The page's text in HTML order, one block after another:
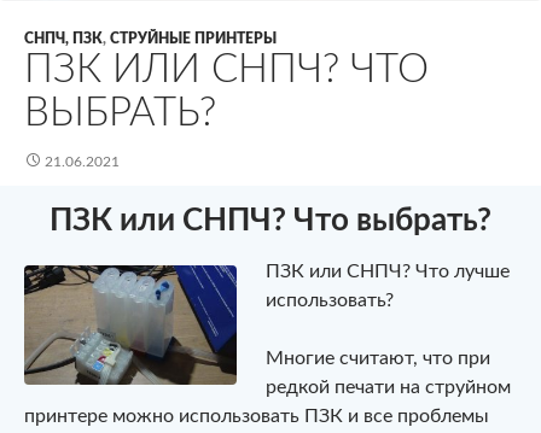
СНПЧ, ПЗК, СТРУЙНЫЕ ПРИНТЕРЫ
ПЗК ИЛИ СНПЧ? ЧТО
ВЫБРАТЬ?
21.06.2021
ПЗК или СНПЧ? Что выбрать?
ПЗК или СНПЧ? Что лучше
использовать?
Многие считают, что при
редкой печати на струйном
принтере можно использовать ПЗК и все проблемы